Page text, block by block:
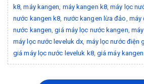
k8,máy kangen, máy kangen k8,máy lọc
nước kangen k8, nước kangen lừa đảo, máy
nước kangen,giá máy lọc nước kangen,
máy lọc nước leveluk dx, máy lọc nước điện
giá máy lọc nước leveluk k8, giá máy